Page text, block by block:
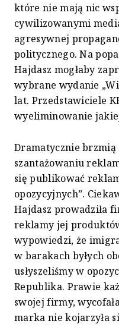
które nie mają nic
cywilizowanymi
agresywnej
politycznego. Na
Hajdasz mogłaby
wybrane wydanie
lat. Przedstawiciele
wyeliminowanie
Dramatycznie brzmią
szantażowaniu
się publikować
opozycyjnych”.
Hajdasz prowadziła
reklamy jej
wypowiedzi, że
w barakach byłych
usłyszeliśmy w
Republika. Prawie
swojej firmy,
marka nie kojarzyła